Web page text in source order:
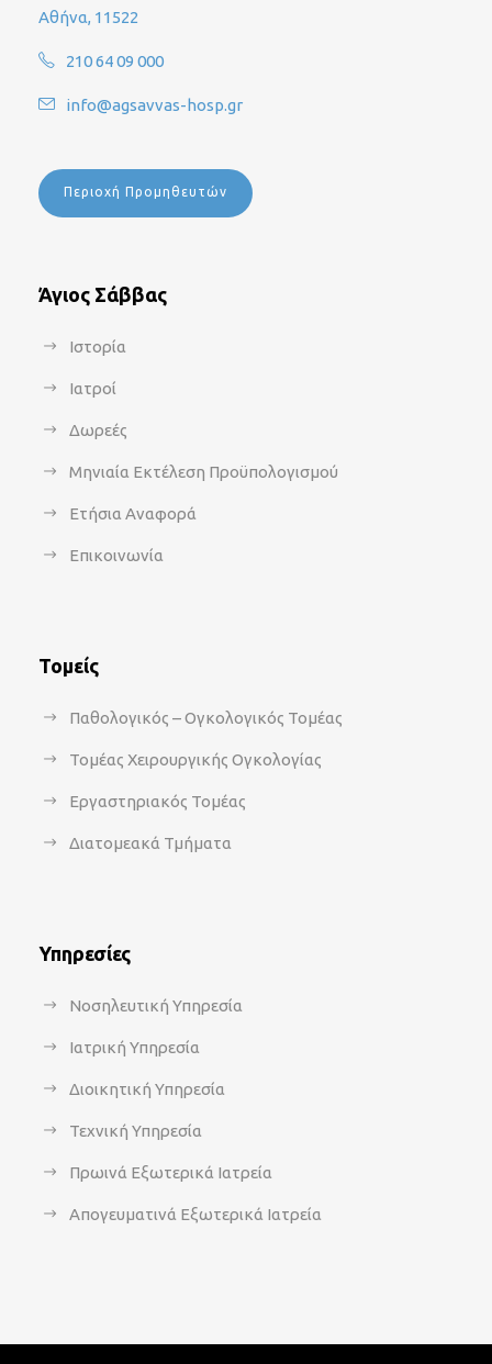
Αθήνα, 11522
210 64 09 000
info@agsavvas-hosp.gr
Περιοχή Προμηθευτών
Άγιος Σάββας
Ιστορία
Ιατροί
Δωρεές
Μηνιαία Εκτέλεση Προϋπολογισμού
Ετήσια Αναφορά
Επικοινωνία
Τομείς
Παθολογικός – Ογκολογικός Τομέας
Τομέας Χειρουργικής Ογκολογίας
Εργαστηριακός Τομέας
Διατομεακά Τμήματα
Υπηρεσίες
Νοσηλευτική Υπηρεσία
Ιατρική Υπηρεσία
Διοικητική Υπηρεσία
Τεχνική Υπηρεσία
Πρωινά Εξωτερικά Ιατρεία
Απογευματινά Εξωτερικά Ιατρεία